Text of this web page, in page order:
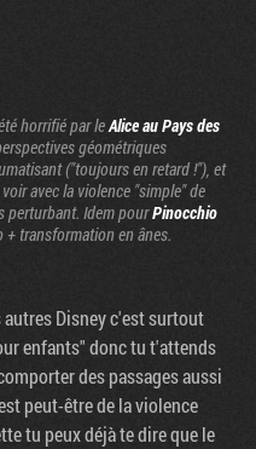
horrifié par leAlice au Pays des
géométriques
("toujours en retard !"), et
avec la violence "simple" de
perturbant. Idem pourPinocchio
+ transformation en ânes.
Disney c'est surtout
enfants" donc tu t'attends
des passages aussi
peut-être de la violence
tu peux déjà te dire que le